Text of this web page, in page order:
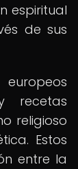
espiritual
de sus
recetas
religioso
Estos
entre la